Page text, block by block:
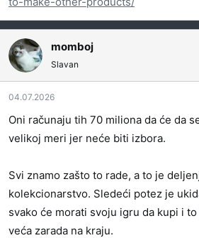
momboj
Slavan
04.07.2026
Oni računaju tih 70 miliona da će da
velikoj meri jer neće biti izbora.
Svi znamo zašto to rade, a to je
kolekcionarstvo. Sledeći potez je
svako će morati svoju igru da kupi i
veća zarada na kraju.